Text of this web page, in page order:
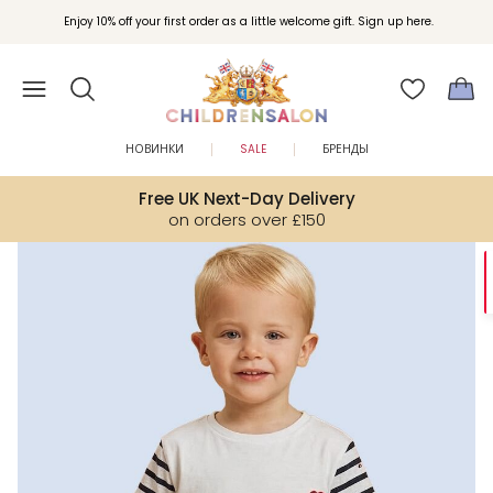
Enjoy 10% off your first order as a little welcome gift. Sign up here.
Free UK Next-Day Delivery
on orders over £150
НОВИНКИ SALE БРЕНДЫ